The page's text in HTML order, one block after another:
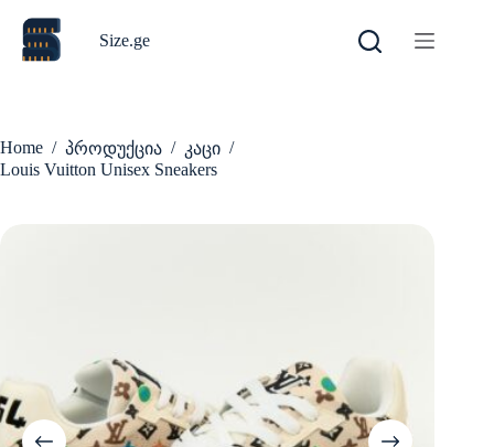
content
Size.ge
Home / პროდუქცია / კაცი /
Louis Vuitton Unisex Sneakers